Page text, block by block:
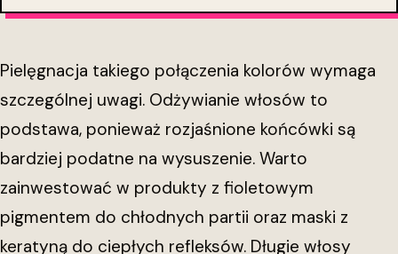
Pielęgnacja takiego połączenia kolorów wymaga
szczególnej uwagi. Odżywianie włosów to
podstawa, ponieważ rozjaśnione końcówki są
bardziej podatne na wysuszenie. Warto
zainwestować w produkty z fioletowym
pigmentem do chłodnych partii oraz maski z
keratyną do ciepłych refleksów. Długie włosy